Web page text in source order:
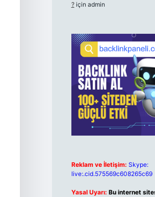
?için admin
Reklam ve İletişim: Skype:
live:.cid.575569c608265c69
Yasal Uyarı: Bu internet